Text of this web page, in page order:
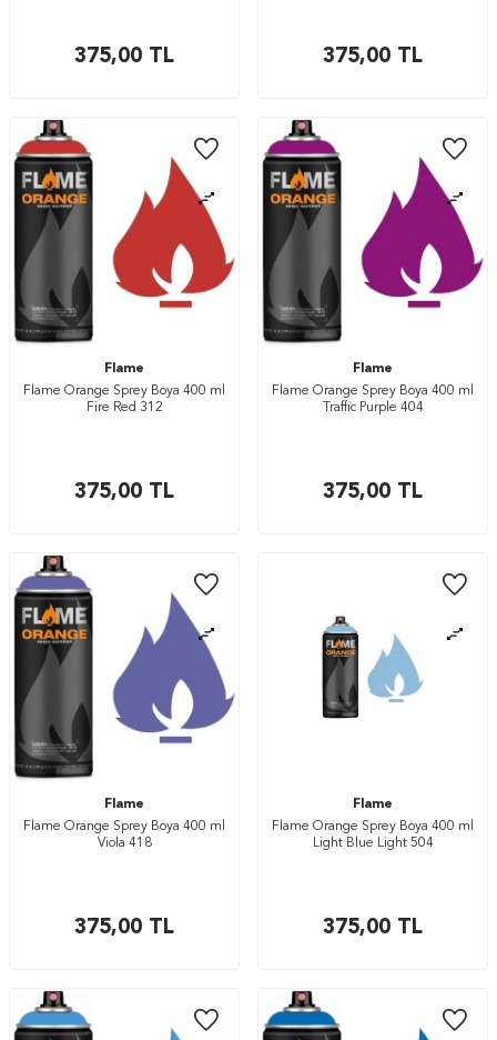
375,00 TL 375,00 TL
Flame
Flame Orange Sprey Boya 400 ml
Fire Red 312
375,00 TL
Flame
Flame Orange Sprey Boya 400 ml
Traffic Purple 404
375,00 TL
Flame
Flame Orange Sprey Boya 400 ml
Viola 418
375,00 TL
Flame
Flame Orange Sprey Boya 400 ml
Light Blue Light 504
375,00 TL